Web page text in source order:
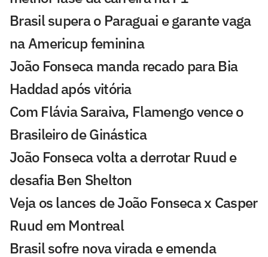
Brasil supera o Paraguai e garante vaga
na Americup feminina
João Fonseca manda recado para Bia
Haddad após vitória
Com Flávia Saraiva, Flamengo vence o
Brasileiro de Ginástica
João Fonseca volta a derrotar Ruud e
desafia Ben Shelton
Veja os lances de João Fonseca x Casper
Ruud em Montreal
Brasil sofre nova virada e emenda